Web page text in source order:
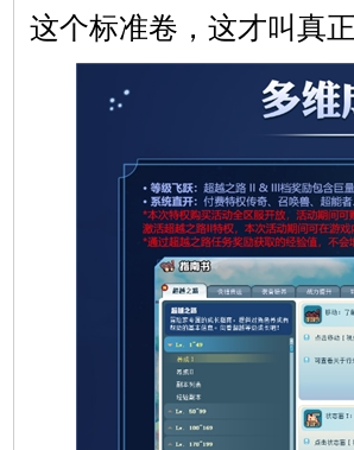
这个标准卷，这才叫真